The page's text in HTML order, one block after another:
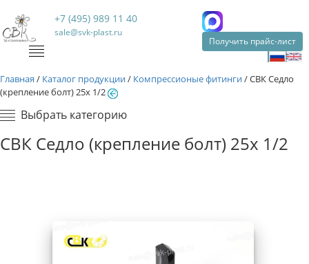
+7 (495) 989 11 40
sale@svk-plast.ru
Получить прайс-лист
Главная / Каталог продукции/ Компрессионые фитинги/СВК Седло
(крепление болт) 25х 1/2
Выбрать категорию
СВК Седло (крепление болт) 25х 1/2